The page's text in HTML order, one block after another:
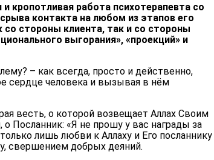
кропотливая работа психотерапевта со
контакта на любом из этапов его
стороны клиента, так и со стороны
выгорания», «проекций» и
– как всегда, просто и действенно,
сердце человека и вызывая в нём
весть, о которой возвещает Аллах Своим
Посланник: «Я не прошу у вас награды за
лишь любви к Аллаху и Его посланнику
свершением добрых деяний.